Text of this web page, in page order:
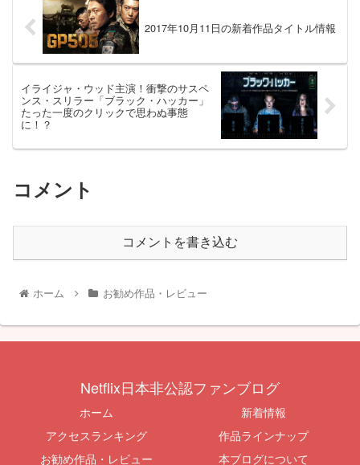
2017年10月11日の新着作品タイトル情報
イライジャ・ウッド主演！衝撃のサスペ
ンス・スリラー「ブラック・ハッカー」
たった一度のクリックで思わぬ事態
に！？
コメント
コメントを書き込む
ホーム お勧め作品・レビュー
Netflix日本非公認ファンブログ
ホーム
新着情報
アクセスランキング
作品ラインナップ
お勧め作品・レビュー
本ブログについて